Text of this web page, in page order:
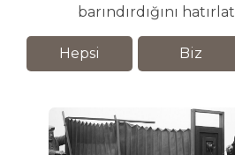
barındırdığını
Hepsi Biz